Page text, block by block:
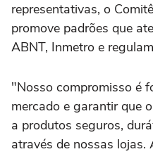
representativas, o
promove padrões que
ABNT, Inmetro e
"Nosso compromisso é
mercado e garantir que
a produtos seguros,
através de nossas lojas.